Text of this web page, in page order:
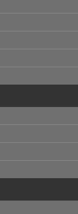
ますのでご留意
、アクセスログ
録しています。
利用状況に関す
以外の目的で使
る場合がありま
します。